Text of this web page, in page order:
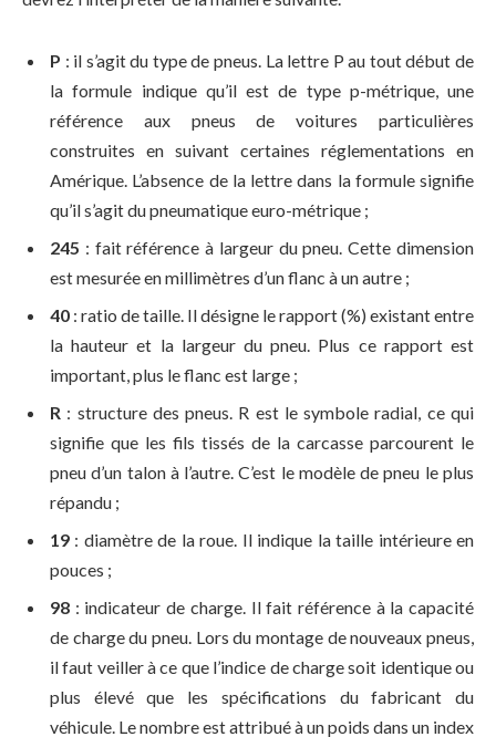
P : il s’agit du type de pneus. La lettre P au tout début de
la formule indique qu’il est de type p-métrique, une
référence aux pneus de voitures particulières
construites en suivant certaines réglementations en
Amérique. L’absence de la lettre dans la formule signifie
qu’il s’agit du pneumatique euro-métrique ;
245 : fait référence à largeur du pneu. Cette dimension
est mesurée en millimètres d’un flanc à un autre ;
40 : ratio de taille. Il désigne le rapport (%) existant entre
la hauteur et la largeur du pneu. Plus ce rapport est
important, plus le flanc est large ;
R : structure des pneus. R est le symbole radial, ce qui
signifie que les fils tissés de la carcasse parcourent le
pneu d’un talon à l’autre. C’est le modèle de pneu le plus
répandu ;
19 : diamètre de la roue. Il indique la taille intérieure en
pouces ;
98 : indicateur de charge. Il fait référence à la capacité
de charge du pneu. Lors du montage de nouveaux pneus,
il faut veiller à ce que l’indice de charge soit identique ou
plus élevé que les spécifications du fabricant du
véhicule. Le nombre est attribué à un poids dans un index